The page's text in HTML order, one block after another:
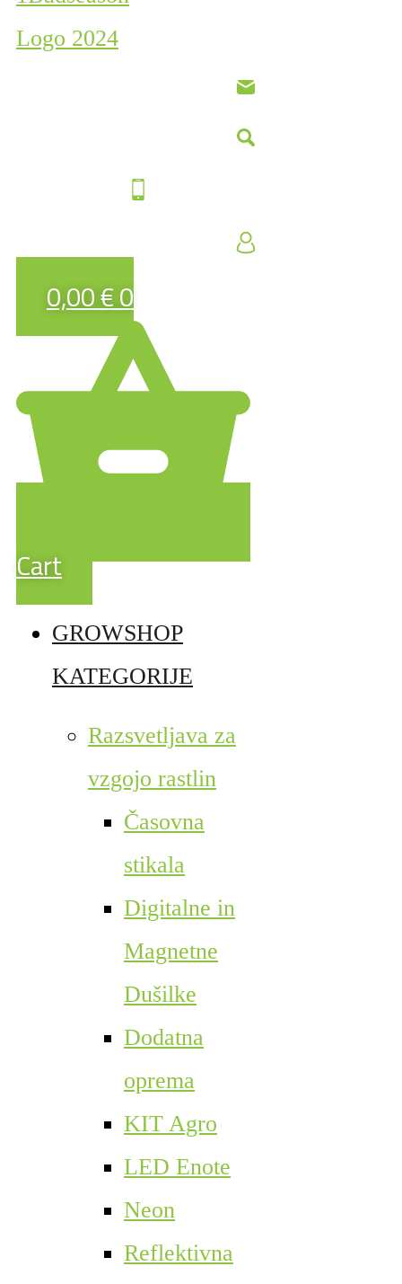
0,00€0
Cart
GROWSHOP
KATEGORIJE
Razsvetljava za
vzgojo rastlin
Časovna
stikala
Digitalne in
Magnetne
Dušilke
Dodatna
oprema
KIT Agro
LED Enote
Neon
Reflektivna